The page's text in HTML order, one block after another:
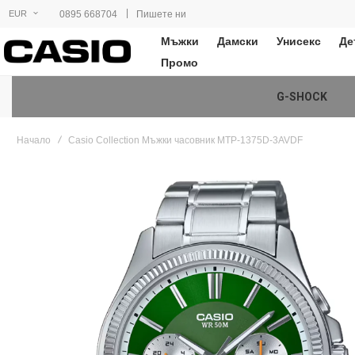
EUR 0895 668704 | Пишете ни
Мъжки Дамски Унисекс
Промо
G-SHOCK
Начало Casio Collection Мъжки часовник MTP-1375D-3AVDF